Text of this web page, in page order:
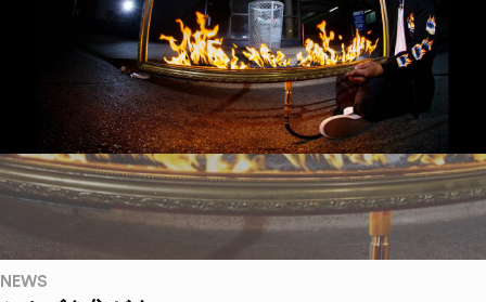
NEWS